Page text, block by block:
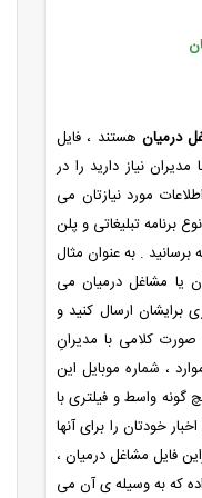
درمیان هستند ، فایل
نیاز دارید را در
مورد نیازتان می
برنامه تبلیغاتی و پلن
برسانید . به عنوان مثال
یا مشاغل درمیان می
ارسال کنید و
صورت کلامی با مدیرانِ
، شماره موبایل این
گونه واسط و فیلتری با
خودتان را برای آنها
فایل مشاغل درمیان ،
که به وسیله ی آن می